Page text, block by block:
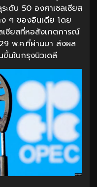
ะดับ 50 องศาเซลเซียส
ง ๆ ของอินเดีย โดย
ซียสที่หอสังเกตการณ์
พ.ค.ที่ผ่านมา ส่งผล
ขึ้นในกรุงนิวเดลี